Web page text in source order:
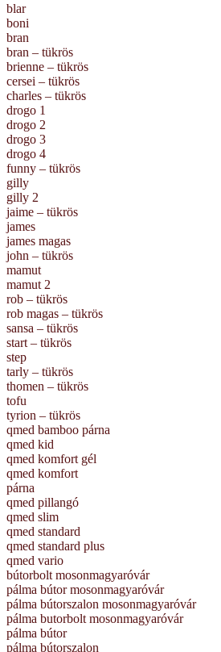
blar
boni
bran
bran – tükrös
brienne – tükrös
cersei – tükrös
charles – tükrös
drogo 1
drogo 2
drogo 3
drogo 4
funny – tükrös
gilly
gilly 2
jaime – tükrös
james
james magas
john – tükrös
mamut
mamut 2
rob – tükrös
rob magas – tükrös
sansa – tükrös
start – tükrös
step
tarly – tükrös
thomen – tükrös
tofu
tyrion – tükrös
qmed bamboo párna
qmed kid
qmed komfort gél
qmed komfort
párna
qmed pillangó
qmed slim
qmed standard
qmed standard plus
qmed vario
bútorbolt mosonmagyaróvár
pálma bútor mosonmagyaróvár
pálma bútorszalon mosonmagyaróvár
pálma butorbolt mosonmagyaróvár
pálma bútor
pálma bútorszalon